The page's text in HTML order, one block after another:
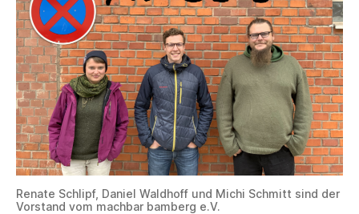
Renate Schlipf, Daniel Waldhoff und Michi Schmitt sind der
Vorstand vom machbar bamberg e.V.